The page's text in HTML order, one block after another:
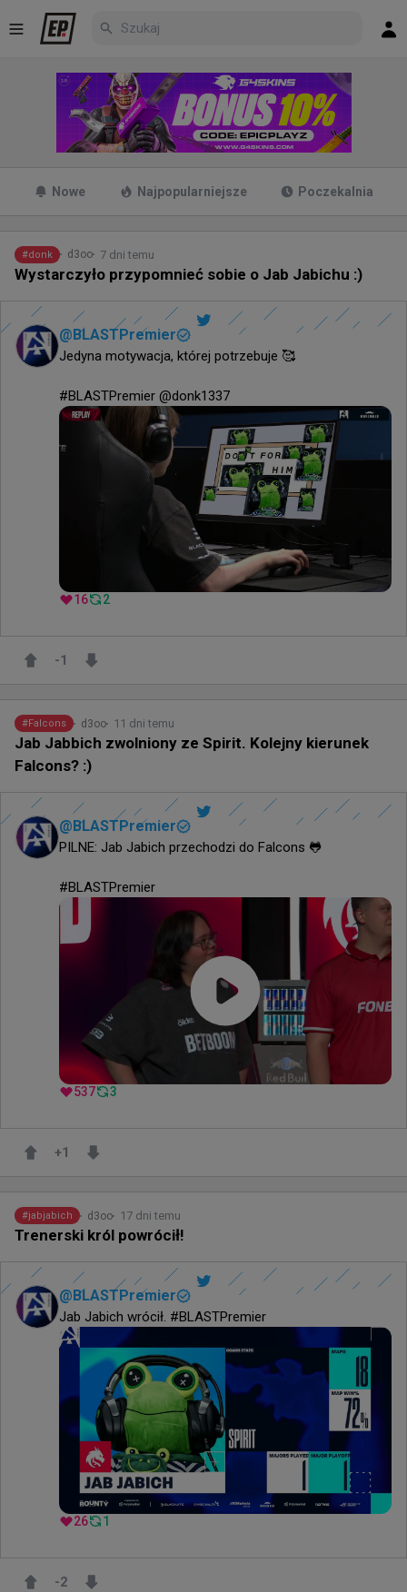
Nowe Najpopularniejsze Poczekalnia
#donk d3oo 7 dni temu
Wystarczyło przypomnieć sobie o Jab Jabichu :)
@BLASTPremier
Jedyna motywacja, której potrzebuje 🥰
#BLASTPremier @donk1337
16 2
-1
#Falcons d3oo 11 dni temu
Jab Jabbich zwolniony ze Spirit. Kolejny kierunek
Falcons? :)
@ BLASTPremier
PILNE: Jab Jabich przechodzi do Falcons 🐸
#BLASTPremier
537 3
+1
#jabjabich d3oo 17 dni temu
Trenerski król powrócił!
@ BLASTPremier
Jab Jabich wrócił. #BLASTPremier
26 1
-2